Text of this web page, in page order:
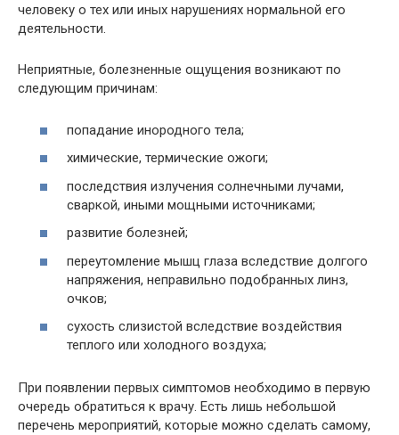
человеку о тех или иных нарушениях нормальной его
деятельности.
Неприятные, болезненные ощущения возникают по
следующим причинам:
попадание инородного тела;
химические, термические ожоги;
последствия излучения солнечными лучами,
сваркой, иными мощными источниками;
развитие болезней;
переутомление мышц глаза вследствие долгого
напряжения, неправильно подобранных линз,
очков;
сухость слизистой вследствие воздействия
теплого или холодного воздуха;
При появлении первых симптомов необходимо в первую
очередь обратиться к врачу. Есть лишь небольшой
перечень мероприятий, которые можно сделать самому,